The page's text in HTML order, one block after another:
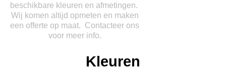
beschikbare kleuren en afmetingen.
Wij komen altijd opmeten en maken
een offerte op maat. Contacteer ons
voor meer info.
Kleuren